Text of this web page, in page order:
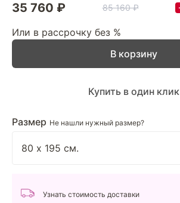
35 760 ₽ 85 160 ₽
Или в рассрочку без %
Размер Не нашли нужный размер?
В корзину
Купить в один клик
Узнать стоимость доставки